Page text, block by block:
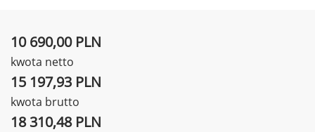
10 690,00 PLN
kwota netto
15 197,93 PLN
kwota brutto
18 310,48 PLN